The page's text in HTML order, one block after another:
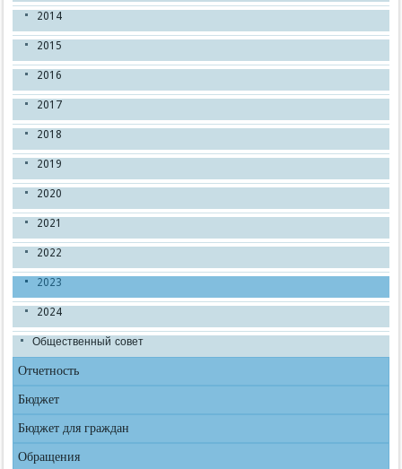
2014
2015
2016
2017
2018
2019
2020
2021
2022
2023
2024
Общественный совет
Отчетность
Бюджет
Бюджет для граждан
Обращения